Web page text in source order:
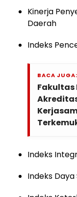
Kinerja
Daerah
Indeks
BACA JUGA:
Fakultas
Indeks
Indeks